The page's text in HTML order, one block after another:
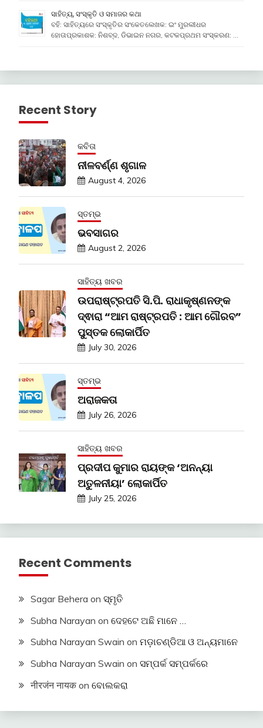
ସାହିତ୍ୟ, ସଂସ୍କୃତି ଓ ସମାଜର କଥା
ବହି: ସାହିତ୍ୟରେ ସଂସ୍କୃତିର ସଂକେତଲେଖକ: ଇଂ ମୁରଲୀଧର
ହୋତାପ୍ରକାଶକ: ନିଶବ୍ଦ, ଡିଭାଇନ ନଗର, କଟକପ୍ରଥମ ସଂସ୍କରଣ: …
Recent Story
କବିତା
ନୀଳବର୍ଣ୍ଣ ଶୃଗାଳ
August 4, 2026
ସ୍ତମ୍ଭ
ଭବସାଗର
August 2, 2026
ସାହିତ୍ୟ ଖବର
ଉପରାଷ୍ଟ୍ରପତି ସି.ପି. ରାଧାକୃଷ୍ଣନଙ୍କ
ଦ୍ଵାରା “ଆମ ରାଷ୍ଟ୍ରପତି : ଆମ ଗୌରବ”
ପୁସ୍ତକ ଲୋକାର୍ପିତ
July 30, 2026
ସ୍ତମ୍ଭ
ଅରାଜକତା
July 26, 2026
ସାହିତ୍ୟ ଖବର
ପ୍ରଦୀପ କୁମାର ରାୟଙ୍କ ‘ଅନନ୍ୟା
ଅତୁଳନୀୟା’ ଲୋକାର୍ପିତ
July 25, 2026
Recent Comments
Sagar Behera on ସ୍ମୃତି
Subha Narayan on ଦେହଟେ ଅଛି ମାନେ …
Subha Narayan Swain on ମଡ଼ାଚଣ୍ଡିଆ ଓ ଅନ୍ୟମାନେ
Subha Narayan Swain on ସମ୍ପର୍କ ସମ୍ପର୍କରେ
नीरजंन नायक on ବୋଲକରା